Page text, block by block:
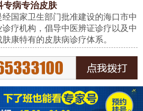
专病专治皮肤
国家卫生部门批准建设的海口市中
疗机构，倡导中医辨证诊疗以及中
康特有的皮肤病诊疗体系。